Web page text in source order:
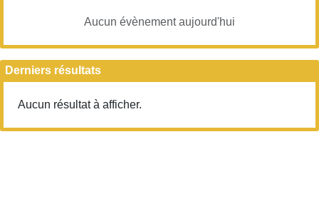
Aucun évènement aujourd'hui
Derniers résultats
Aucun résultat à afficher.